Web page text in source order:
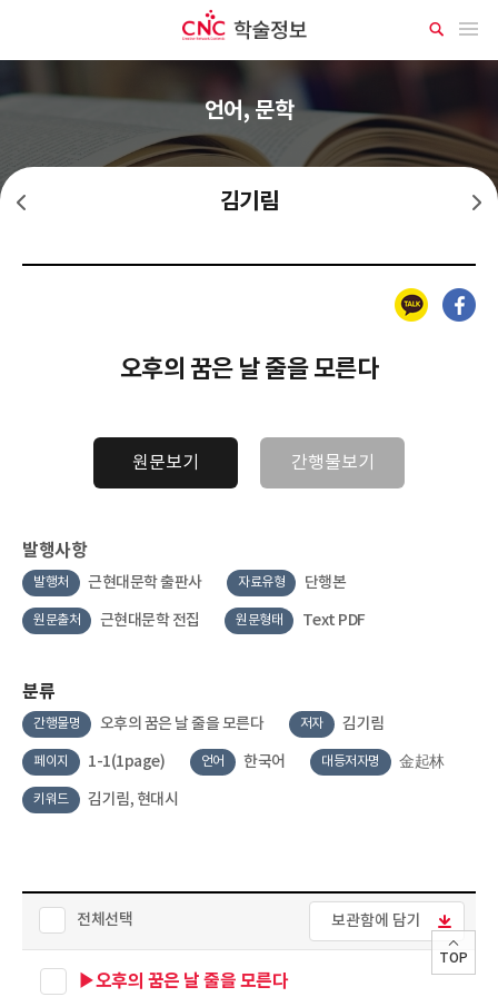
메뉴 열기
상
세
언어, 문학
김기림 김상용
카카오톡 페이스북
오후의 꿈은 날 줄을 모른다
원문보기 간행물보기
발행사항
발행처 근현대문학 출판사 자료유형 단행본
원문출처 근현대문학 전집 원문형태 Text PDF
분류
간행물명 오후의 꿈은 날 줄을 모른다 저자 김기림
페이지 1-1(1page) 언어 한국어 대등저자명 金起林
키워드 김기림, 현대시
전체선택 보관함에 담기
▶오후의 꿈은 날 줄을 모른다
TOP